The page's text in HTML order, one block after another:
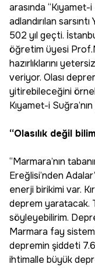
arasında
adlandırılan
502 yıl geçti.
öğretim üyesi
hazırlıklarını
veriyor. Olası
yitirebileceğini
Kıyamet-i
“Olasılık değil
“Marmara’nın
Ereğlisi’nden
enerji birikimi var.
deprem yaratacak.
söyleyebilirim.
Marmara fay
depremin şiddeti
ihtimalle büyük